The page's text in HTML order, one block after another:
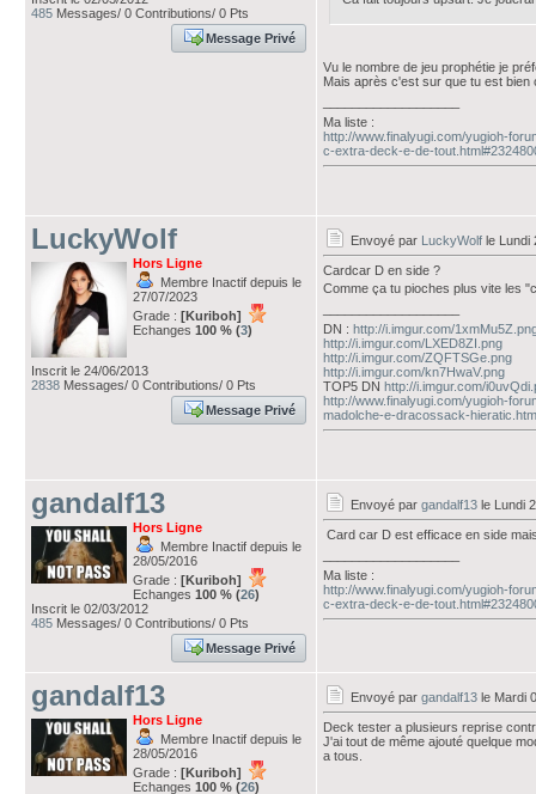
485 Messages/ 0 Contributions/ 0 Pts
Message Privé
Vu le nombre de jeu prophétie je
Mais après c'est sur que tu est
Ma liste :
http://www.finalyugi.com/yugioh-
c-extra-deck-e-de-
LuckyWolf
Hors Ligne
Membre Inactif depuis le
27/07/2023
Grade : [Kuriboh]
Echanges 100 % (3)
Inscrit le 24/06/2013
2838 Messages/ 0 Contributions/ 0 Pts
Message Privé
Envoyé par LuckyWolf le Lundi
Cardcar D en side ?
Comme ça tu pioches plus vite les
DN : http://i.imgur.com/
http://i.imgur.com/LXED8ZI.png
http://i.imgur.com/ZQFTSGe.png
http://i.imgur.com/kn7HwaV.png
TOP5 DN http://i.imgur.com/
http://www.finalyugi.com/yugioh-
madolche-e-dracossack-
gandalf13
Hors Ligne
Membre Inactif depuis le
28/05/2016
Grade : [Kuriboh]
Echanges 100 % (26)
Inscrit le 02/03/2012
485 Messages/ 0 Contributions/ 0 Pts
Message Privé
Envoyé par gandalf13 le Lundi
Card car D est efficace en side
Ma liste :
http://www.finalyugi.com/yugioh-
c-extra-deck-e-de-
gandalf13
Hors Ligne
Membre Inactif depuis le
28/05/2016
Grade : [Kuriboh]
Echanges 100 % (26)
Envoyé par gandalf13 le Mardi
Deck tester a plusieurs reprise
J'ai tout de même ajouté quelque
a tous.